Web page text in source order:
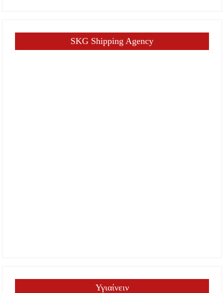
SKG Shipping Agency
Υγιαίνειν